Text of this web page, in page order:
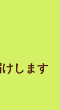
けします